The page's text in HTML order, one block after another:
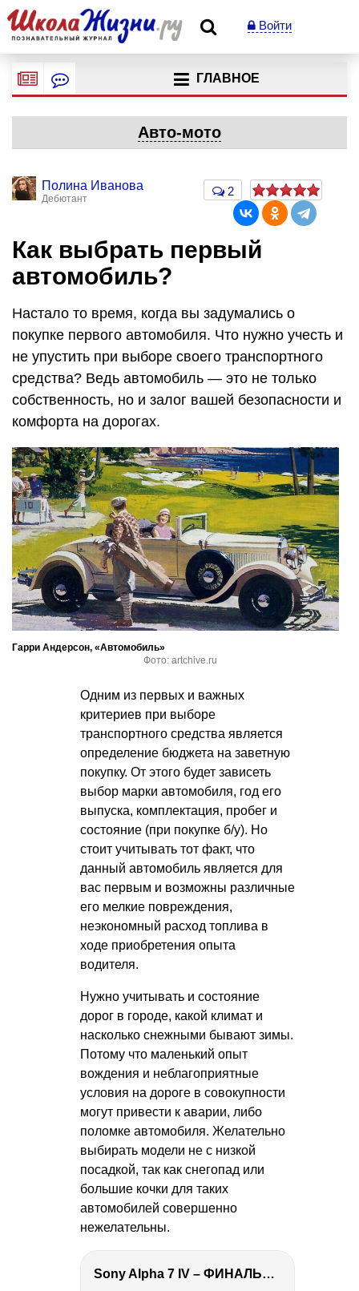
Войти
ГЛАВНОЕ
Авто-мото
Полина Иванова
Дебютант
2
Как выбрать первый
автомобиль?
Настало то время, когда вы задумались о
покупке первого автомобиля. Что нужно учесть и
не упустить при выборе своего транспортного
средства? Ведь автомобиль — это не только
собственность, но и залог вашей безопасности и
комфорта на дорогах.
Гарри Андерсон, «Автомобиль»
Фото: artchive.ru
Одним из первых и важных
критериев при выборе
транспортного средства является
определение бюджета на заветную
покупку. От этого будет зависеть
выбор марки автомобиля, год его
выпуска, комплектация, пробег и
состояние (при покупке б/у). Но
стоит учитывать тот факт, что
данный автомобиль является для
вас первым и возможны различные
его мелкие повреждения,
неэкономный расход топлива в
ходе приобретения опыта
водителя.
Нужно учитывать и состояние
дорог в городе, какой климат и
насколько снежными бывают зимы.
Потому что маленький опыт
вождения и неблагоприятные
условия на дороге в совокупности
могут привести к аварии, либо
поломке автомобиля. Желательно
выбирать модели не с низкой
посадкой, так как снегопад или
большие кочки для таких
автомобилей совершенно
нежелательны.
Sony Alpha 7 IV – ФИНАЛЬНЫЙ ОБЗОР